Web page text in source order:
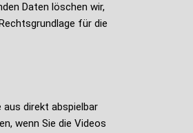
Daten löschen wir,
für die
direkt abspielbar
wenn Sie die Videos